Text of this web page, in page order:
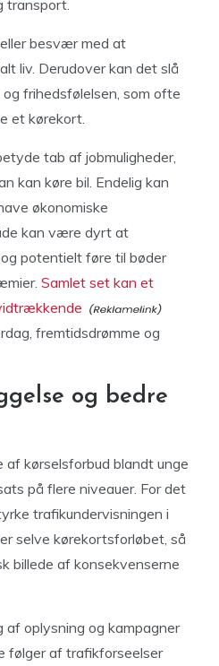
transport.
besvær med at
liv. Derudover kan det slå
frihedsfølelsen, som ofte
et kørekort.
tab af jobmuligheder,
kan køre bil. Endelig kan
økonomiske
kan være dyrt at
potentielt føre til bøder
Samlet set kan et
fremtidsdrømme og
og bedre
kørselsforbud blandt unge
på flere niveauer. For det
trafikundervisningen i
selve kørekortsforløbet, så
billede af konsekvenserne
af oplysning og kampagner
følger af trafikforseelser